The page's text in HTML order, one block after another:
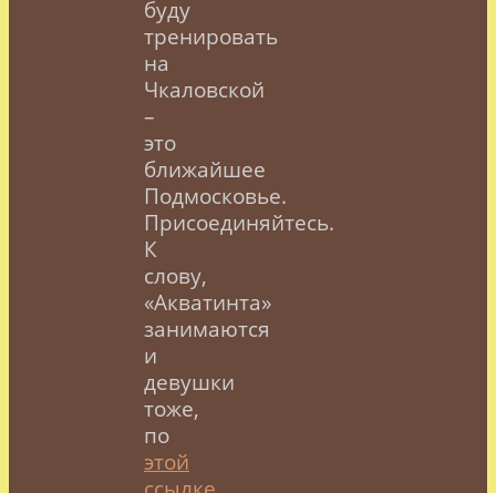
буду
тренировать
на
Чкаловской
–
это
ближайшее
Подмосковье.
Присоединяйтесь.
К
слову,
«Акватинта»
занимаются
и
девушки
тоже,
по
этой